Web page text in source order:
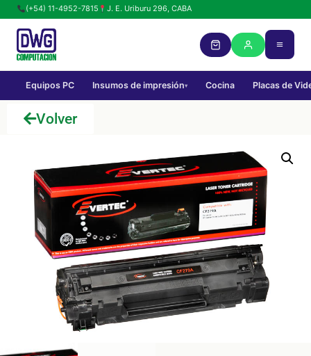
(+54) 11-4952-7815 J. E. Uriburu 296, CABA
Equipos PC Insumos de impresión▾ Cocina Placas de
Volver